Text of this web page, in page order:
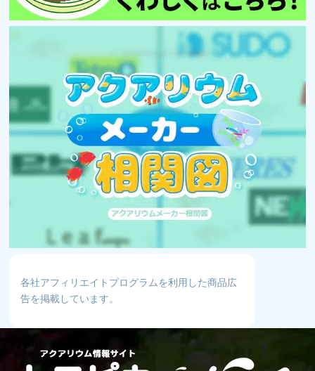
各社アフィリエイトプログラムを利用した商品広
告を掲載しています。